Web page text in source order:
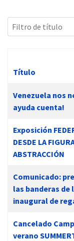
Filtro de título
Título
Venezuela nos
ayuda cuenta!
Exposición
DESDE LA
ABSTRACCIÓN
Comunicado:
las banderas de
inaugural de
Cancelado
verano